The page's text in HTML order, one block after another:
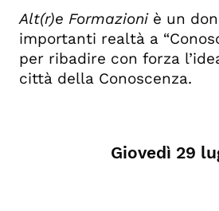
Alt(r)e Formazioniè un
importanti realtà a
per ribadire con forza
città della Conoscenza.
Giovedì 29